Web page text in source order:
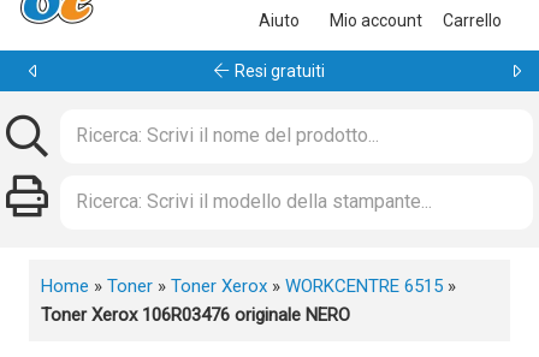
Aiuto
Mio account Carrello
Resi gratuiti
Home » Toner » Toner Xerox » WORKCENTRE 6515 »
Toner Xerox 106R03476 originale NERO